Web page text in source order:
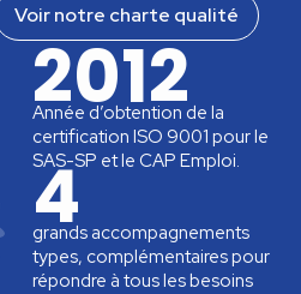
Voir notre charte qualité
2012
Année d’obtention de la
certification ISO 9001 pour le
SAS-SP et le CAP Emploi.
4
grands accompagnements
types, complémentaires pour
répondre à tous les besoins